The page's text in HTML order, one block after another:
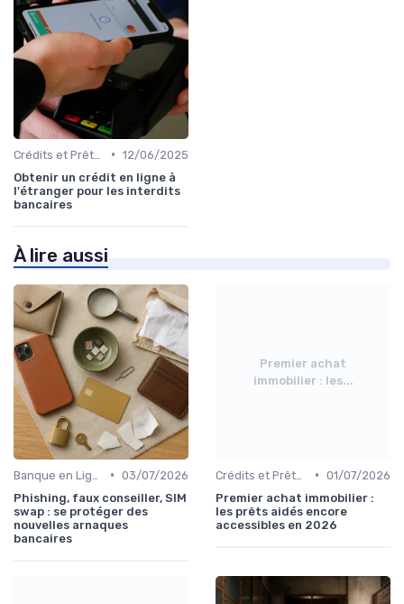
• 12/06/2025
Obtenir un crédit en ligne à
l'étranger pour les interdits
bancaires
À lire aussi
• 03/07/2026
Phishing, faux conseiller, SIM
swap : se protéger des
nouvelles arnaques
bancaires
Premier achat
immobilier : les...
• 01/07/2026
Premier achat immobilier :
les prêts aidés encore
accessibles en 2026